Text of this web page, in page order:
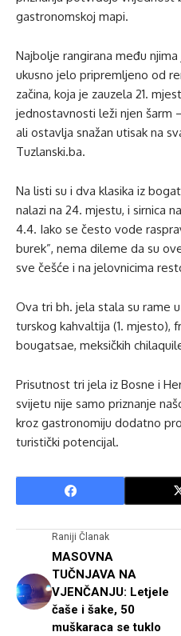
gastronomskoj mapi.
Najbolje rangirana među
ukusno jelo pripremljeno od
začina, koja je zauzela 21.
jednostavnosti leži njen šarm
ali ostavlja snažan utisak na
Tuzlanski.ba.
Na listi su i dva klasika iz
nalazi na 24. mjestu, i sirnica
4.4. Iako se često vode
burek”, nema dileme da su
sve češće i na jelovnicima
Ova tri bh. jela stala su rame
turskog kahvaltija (1. mjesto),
bougatsae, meksičkih
Prisutnost tri jela iz Bosne i
svijetu nije samo priznanje
kroz gastronomiju dodatno
turistički potencijal.
Raniji Članak
MASOVNA
TUČNJAVA NA
VJENČANJU: Letjele
čaše i šake, 50
muškaraca se tuklo